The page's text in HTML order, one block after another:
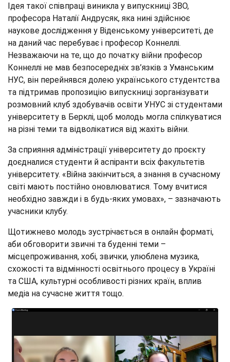
Ідея такої співпраці виникла у випускниці ЗВО,
професора Наталії Андрусяк, яка нині здійснює
наукове дослідження у Віденському університеті, де
на даний час перебуває і професор Коннеллі.
Незважаючи на те, що до початку війни професор
Коннеллі не мав безпосередніх зв’язків з Уманським
НУС, він перейнявся долею українського студентства
та підтримав пропозицію випускниці зорганізувати
розмовний клуб здобувачів освіти УНУС зі студентами
університету в Берклі, щоб молодь могла спілкуватися
на різні теми та відволікатися від жахіть війни.
За сприяння адміністрації університету до проєкту
доєдналися студенти й аспіранти всіх факультетів
університету. «Війна закінчиться, а знання в сучасному
світі мають постійно оновлюватися. Тому вчитися
необхідно завжди і в будь-яких умовах», – зазначають
учасники клубу.
Щотижнево молодь зустрічається в онлайн форматі,
аби обговорити звичні та буденні теми –
місцепроживання, хобі, звички, улюблена музика,
схожості та відмінності освітнього процесу в Україні
та США, культурні особливості різних країн, вплив
медіа на сучасне життя тощо.